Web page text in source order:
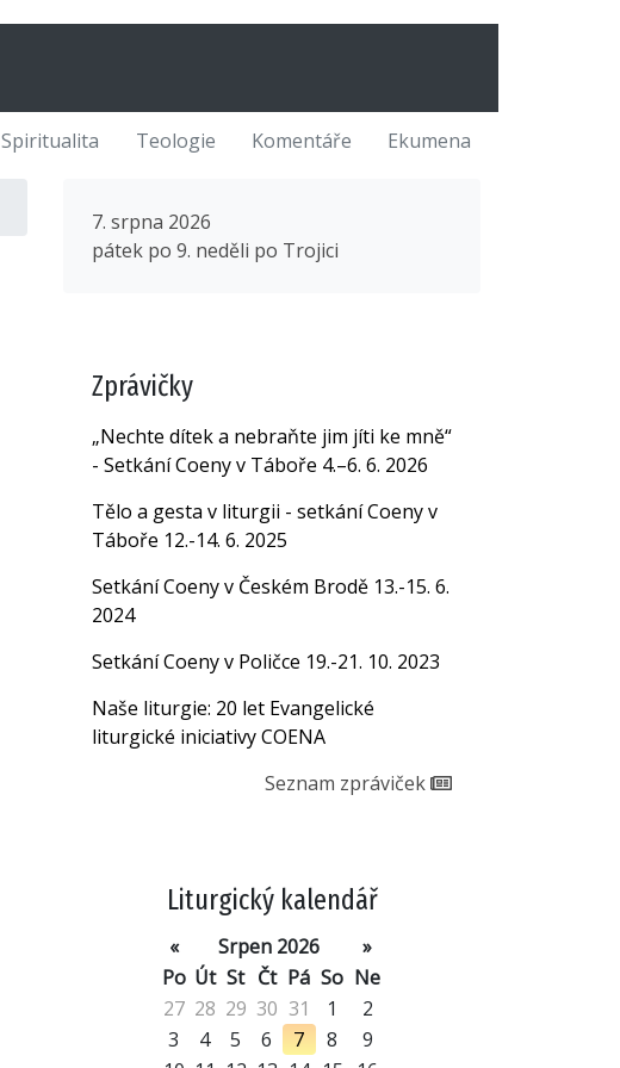
Spiritualita Teologie Komentáře Ekumena
7. srpna 2026
pátek po 9. neděli po Trojici
Zprávičky
„Nechte dítek a nebraňte jim jíti ke mně“
- Setkání Coeny v Táboře 4.–6. 6. 2026
Tělo a gesta v liturgii - setkání Coeny v
Táboře 12.-14. 6. 2025
Setkání Coeny v Českém Brodě 13.-15. 6.
2024
Setkání Coeny v Poličce 19.-21. 10. 2023
Naše liturgie: 20 let Evangelické
liturgické iniciativy COENA
Seznam zpráviček
Liturgický kalendář
« Srpen 2026
»
Po Út St Čt Pá So Ne
27 28 29 30 31 1
2
3
4 5 6 7 8
9